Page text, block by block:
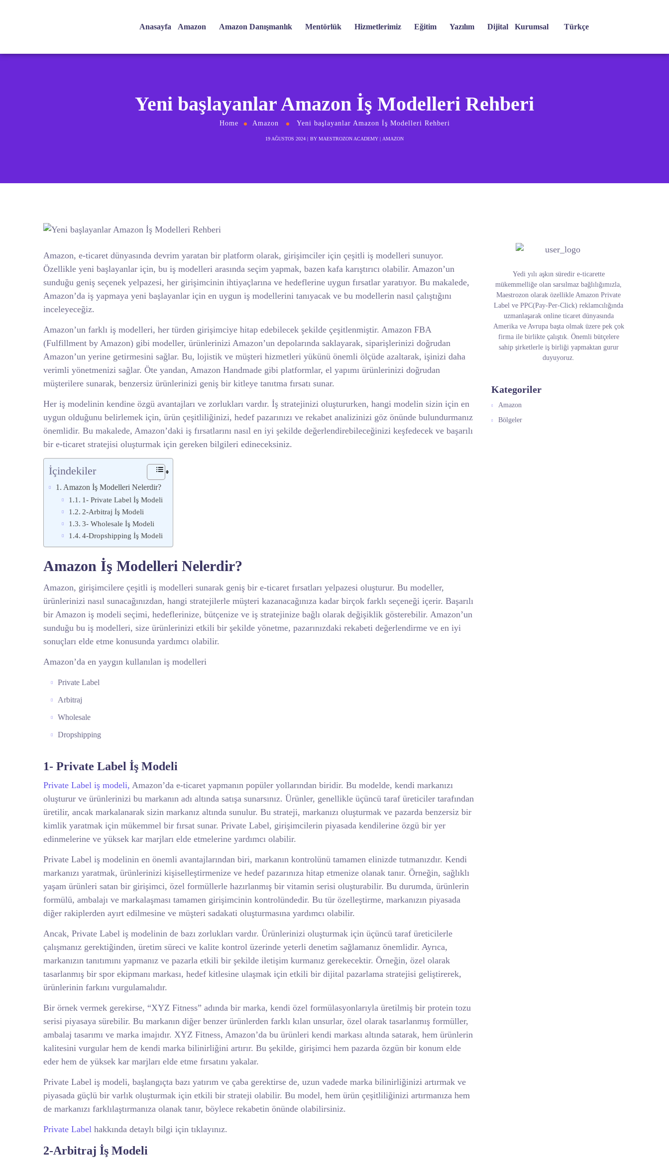
Anasayfa Amazon Amazon Danışmanlık Mentörlük Hizmetlerimiz Eğitim Yazılım Dijital Kurumsal Türkçe
Yeni başlayanlar Amazon İş Modelleri Rehberi
Home Amazon Yeni başlayanlar Amazon İş Modelleri Rehberi
19 AĞUSTOS 2024 BY MAESTROZON ACADEMY AMAZON
Amazon, e-ticaret dünyasında devrim yaratan bir platform olarak, girişimciler için çeşitli iş modelleri sunuyor.
Özellikle yeni başlayanlar için, bu iş modelleri arasında seçim yapmak, bazen kafa karıştırıcı olabilir. Amazon’un
sunduğu geniş seçenek yelpazesi, her girişimcinin ihtiyaçlarına ve hedeflerine uygun fırsatlar yaratıyor. Bu makalede,
Amazon’da iş yapmaya yeni başlayanlar için en uygun iş modellerini tanıyacak ve bu modellerin nasıl çalıştığını
inceleyeceğiz.
Amazon’un farklı iş modelleri, her türden girişimciye hitap edebilecek şekilde çeşitlenmiştir. Amazon FBA
(Fulfillment by Amazon) gibi modeller, ürünlerinizi Amazon’un depolarında saklayarak, siparişlerinizi doğrudan
Amazon’un yerine getirmesini sağlar. Bu, lojistik ve müşteri hizmetleri yükünü önemli ölçüde azaltarak, işinizi daha
verimli yönetmenizi sağlar. Öte yandan, Amazon Handmade gibi platformlar, el yapımı ürünlerinizi doğrudan
müşterilere sunarak, benzersiz ürünlerinizi geniş bir kitleye tanıtma fırsatı sunar.
Her iş modelinin kendine özgü avantajları ve zorlukları vardır. İş stratejinizi oluştururken, hangi modelin sizin için en
uygun olduğunu belirlemek için, ürün çeşitliliğinizi, hedef pazarınızı ve rekabet analizinizi göz önünde bulundurmanız
önemlidir. Bu makalede, Amazon’daki iş fırsatlarını nasıl en iyi şekilde değerlendirebileceğinizi keşfedecek ve başarılı
bir e-ticaret stratejisi oluşturmak için gereken bilgileri edineceksiniz.
İçindekiler
Amazon İş Modelleri Nelerdir?
1- Private Label İş Modeli
2-Arbitraj İş Modeli
3- Wholesale İş Modeli
4-Dropshipping İş Modeli
Amazon İş Modelleri Nelerdir?
Amazon, girişimcilere çeşitli iş modelleri sunarak geniş bir e-ticaret fırsatları yelpazesi oluşturur. Bu modeller,
ürünlerinizi nasıl sunacağınızdan, hangi stratejilerle müşteri kazanacağınıza kadar birçok farklı seçeneği içerir. Başarılı
bir Amazon iş modeli seçimi, hedeflerinize, bütçenize ve iş stratejinize bağlı olarak değişiklik gösterebilir. Amazon’un
sunduğu bu iş modelleri, size ürünlerinizi etkili bir şekilde yönetme, pazarınızdaki rekabeti değerlendirme ve en iyi
sonuçları elde etme konusunda yardımcı olabilir.
Amazon’da en yaygın kullanılan iş modelleri
Private Label
Arbitraj
Wholesale
Dropshipping
1- Private Label İş Modeli
Private Label iş modeli, Amazon’da e-ticaret yapmanın popüler yollarından biridir. Bu modelde, kendi markanızı
oluşturur ve ürünlerinizi bu markanın adı altında satışa sunarsınız. Ürünler, genellikle üçüncü taraf üreticiler tarafından
üretilir, ancak markalanarak sizin markanız altında sunulur. Bu strateji, markanızı oluşturmak ve pazarda benzersiz bir
kimlik yaratmak için mükemmel bir fırsat sunar. Private Label, girişimcilerin piyasada kendilerine özgü bir yer
edinmelerine ve yüksek kar marjları elde etmelerine yardımcı olabilir.
Private Label iş modelinin en önemli avantajlarından biri, markanın kontrolünü tamamen elinizde tutmanızdır. Kendi
markanızı yaratmak, ürünlerinizi kişiselleştirmenize ve hedef pazarınıza hitap etmenize olanak tanır. Örneğin, sağlıklı
yaşam ürünleri satan bir girişimci, özel formüllerle hazırlanmış bir vitamin serisi oluşturabilir. Bu durumda, ürünlerin
formülü, ambalajı ve markalaşması tamamen girişimcinin kontrolündedir. Bu tür özelleştirme, markanızın piyasada
diğer rakiplerden ayırt edilmesine ve müşteri sadakati oluşturmasına yardımcı olabilir.
Ancak, Private Label iş modelinin de bazı zorlukları vardır. Ürünlerinizi oluşturmak için üçüncü taraf üreticilerle
çalışmanız gerektiğinden, üretim süreci ve kalite kontrol üzerinde yeterli denetim sağlamanız önemlidir. Ayrıca,
markanızın tanıtımını yapmanız ve pazarla etkili bir şekilde iletişim kurmanız gerekecektir. Örneğin, özel olarak
tasarlanmış bir spor ekipmanı markası, hedef kitlesine ulaşmak için etkili bir dijital pazarlama stratejisi geliştirerek,
ürünlerinin farkını vurgulamalıdır.
Bir örnek vermek gerekirse, “XYZ Fitness” adında bir marka, kendi özel formülasyonlarıyla üretilmiş bir protein tozu
serisi piyasaya sürebilir. Bu markanın diğer benzer ürünlerden farklı kılan unsurlar, özel olarak tasarlanmış formüller,
ambalaj tasarımı ve marka imajıdır. XYZ Fitness, Amazon’da bu ürünleri kendi markası altında satarak, hem ürünlerin
kalitesini vurgular hem de kendi marka bilinirliğini artırır. Bu şekilde, girişimci hem pazarda özgün bir konum elde
eder hem de yüksek kar marjları elde etme fırsatını yakalar.
Private Label iş modeli, başlangıçta bazı yatırım ve çaba gerektirse de, uzun vadede marka bilinirliğinizi artırmak ve
piyasada güçlü bir varlık oluşturmak için etkili bir strateji olabilir. Bu model, hem ürün çeşitliliğinizi artırmanıza hem
de markanızı farklılaştırmanıza olanak tanır, böylece rekabetin önünde olabilirsiniz.
Private Label hakkında detaylı bilgi için tıklayınız.
2-Arbitraj İş Modeli
Yedi yılı aşkın süredir e-ticarette
mükemmelliğe olan sarsılmaz bağlılığımızla,
Maestrozon olarak özellikle Amazon Private
Label ve PPC(Pay-Per-Click) reklamcılığında
uzmanlaşarak online ticaret dünyasında
Amerika ve Avrupa başta olmak üzere pek çok
firma ile birlikte çalıştık. Önemli bütçelere
sahip şirketlerle iş birliği yapmaktan gurur
duyuyoruz.
Kategoriler
Amazon
Bölgeler